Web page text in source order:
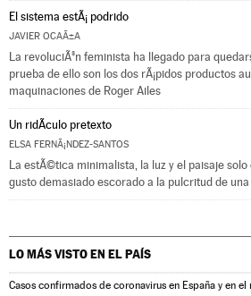
El sistema estÃ¡ podrido
JAVIER OCAÃ±A
La revoluciÃ³n feminista ha llegado para
prueba de ello son los dos rÃ¡pidos productos
maquinaciones de Roger Ailes
Un ridÃ­culo pretexto
ELSA FERNÃ¡NDEZ-SANTOS
La estÃ©tica minimalista, la luz y el paisaje solo
gusto demasiado escorado a la pulcritud de
LO MÁS VISTO EN EL PAÍS
Casos confirmados de coronavirus en España y en el